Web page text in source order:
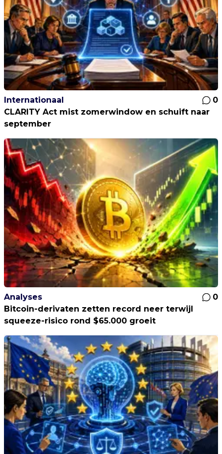
Internationaal
0
CLARITY Act mist zomerwindow en schuift naar
september
Analyses
0
Bitcoin-derivaten zetten record neer terwijl
squeeze-risico rond $65.000 groeit